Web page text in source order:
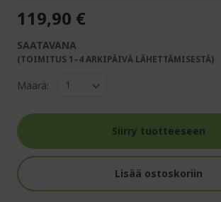
119,90 €
SAATAVANA
(TOIMITUS 1–4 ARKIPÄIVÄ LÄHETTÄMISESTÄ)
Määrä:
Siirry tuotteeseen
Lisää ostoskoriin